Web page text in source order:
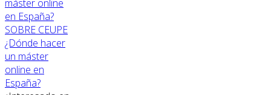
SOBRE CEUPE
¿Dónde hacer
un máster
online en
España?